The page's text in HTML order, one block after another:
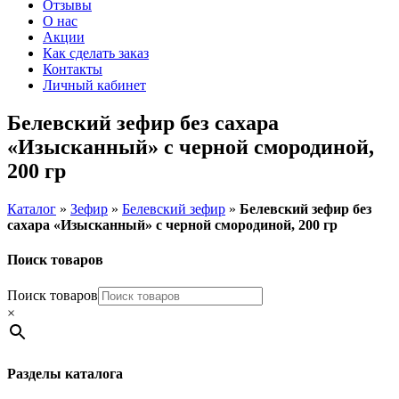
Отзывы
О нас
Акции
Как сделать заказ
Контакты
Личный кабинет
Белевский зефир без сахара
«Изысканный» с черной смородиной,
200 гр
Каталог » Зефир » Белевский зефир » Белевский зефир без
сахара «Изысканный» с черной смородиной, 200 гр
Поиск товаров
Поиск товаров
×
Разделы каталога